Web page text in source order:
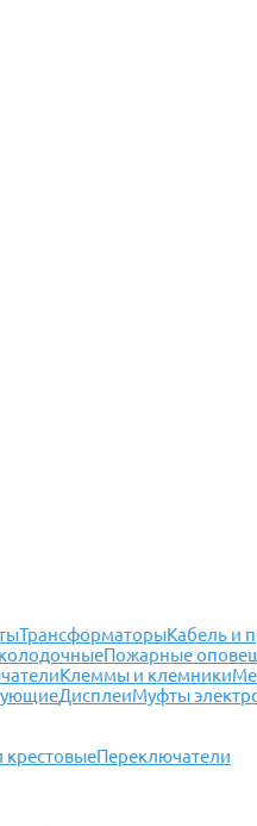
ТрансформаторыКабель и
Пожарные
Клеммы и клемники
ДисплеиМуфты
крестовыеПереключатели